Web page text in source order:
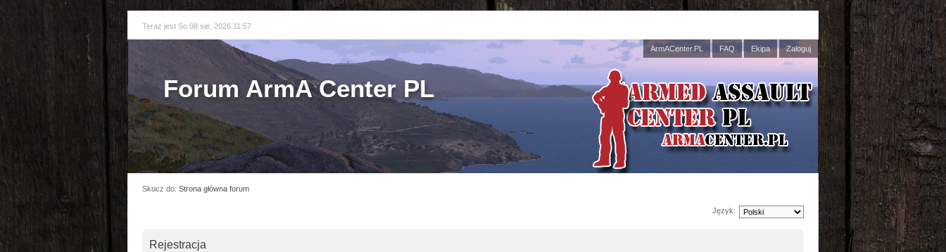
Teraz jest So 08 sie, 2026 11:57
ArmACenter.PL FAQ Ekipa Zaloguj
Forum ArmA Center PL
Skocz do: Strona główna forum
Język:
Rejestracja